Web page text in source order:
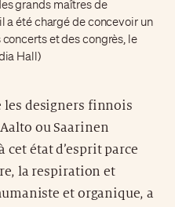
grands maîtres de
a été chargé de concevoir un
et des congrès, le
Hall)
les designers finnois
ou Saarinen
état d’esprit parce
la respiration et
et organique, a